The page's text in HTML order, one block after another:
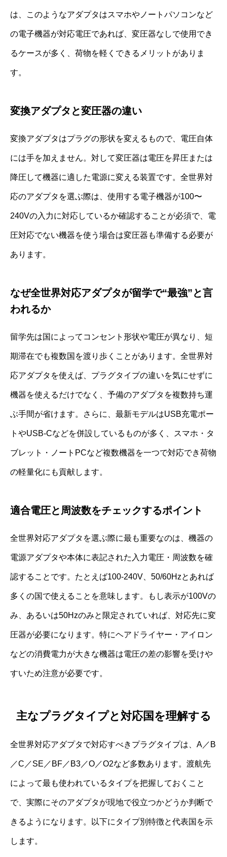
は、このようなアダプタはスマホやノートパソコンなど
の電子機器が対応電圧であれば、変圧器なしで使用でき
るケースが多く、荷物を軽くできるメリットがありま
す。
変換アダプタと変圧器の違い
変換アダプタはプラグの形状を変えるもので、電圧自体
には手を加えません。対して変圧器は電圧を昇圧または
降圧して機器に適した電源に変える装置です。全世界対
応のアダプタを選ぶ際は、使用する電子機器が100〜
240Vの入力に対応しているか確認することが必須で、電
圧対応でない機器を使う場合は変圧器も準備する必要が
あります。
なぜ全世界対応アダプタが留学で“最強”と言
われるか
留学先は国によってコンセント形状や電圧が異なり、短
期滞在でも複数国を渡り歩くことがあります。全世界対
応アダプタを使えば、プラグタイプの違いを気にせずに
機器を使えるだけでなく、予備のアダプタを複数持ち運
ぶ手間が省けます。さらに、最新モデルはUSB充電ポー
トやUSB-Cなどを併設しているものが多く、スマホ・タ
ブレット・ノートPCなど複数機器を一つで対応でき荷物
の軽量化にも貢献します。
適合電圧と周波数をチェックするポイント
全世界対応アダプタを選ぶ際に最も重要なのは、機器の
電源アダプタや本体に表記された入力電圧・周波数を確
認することです。たとえば100-240V、50/60Hzとあれば
多くの国で使えることを意味します。もし表示が100Vの
み、あるいは50Hzのみと限定されていれば、対応先に変
圧器が必要になります。特にヘアドライヤー・アイロン
などの消費電力が大きな機器は電圧の差の影響を受けや
すいため注意が必要です。
主なプラグタイプと対応国を理解する
全世界対応アダプタで対応すべきプラグタイプは、A／B
／C／SE／BF／B3／O／O2など多数あります。渡航先
によって最も使われているタイプを把握しておくこと
で、実際にそのアダプタが現地で役立つかどうか判断で
きるようになります。以下にタイプ別特徴と代表国を示
します。